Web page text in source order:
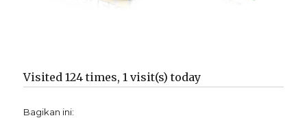
Visited 124 times, 1 visit(s) today
Bagikan ini: